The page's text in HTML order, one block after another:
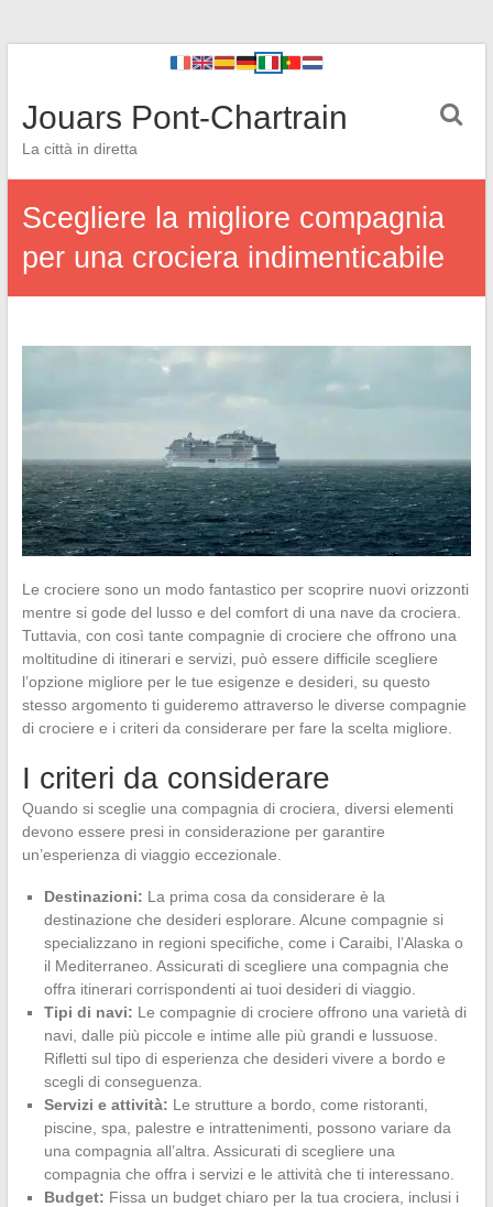
Jouars Pont-Chartrain
La città in diretta
Scegliere la migliore compagnia
per una crociera indimenticabile
Le crociere sono un modo fantastico per scoprire nuovi orizzonti
mentre si gode del lusso e del comfort di una nave da crociera.
Tuttavia, con così tante compagnie di crociere che offrono una
moltitudine di itinerari e servizi, può essere difficile scegliere
l’opzione migliore per le tue esigenze e desideri, su questo
stesso argomento ti guideremo attraverso le diverse compagnie
di crociere e i criteri da considerare per fare la scelta migliore.
I criteri da considerare
Quando si sceglie una compagnia di crociera, diversi elementi
devono essere presi in considerazione per garantire
un’esperienza di viaggio eccezionale.
Destinazioni: La prima cosa da considerare è la
destinazione che desideri esplorare. Alcune compagnie si
specializzano in regioni specifiche, come i Caraibi, l’Alaska o
il Mediterraneo. Assicurati di scegliere una compagnia che
offra itinerari corrispondenti ai tuoi desideri di viaggio.
Tipi di navi: Le compagnie di crociere offrono una varietà di
navi, dalle più piccole e intime alle più grandi e lussuose.
Rifletti sul tipo di esperienza che desideri vivere a bordo e
scegli di conseguenza.
Servizi e attività: Le strutture a bordo, come ristoranti,
piscine, spa, palestre e intrattenimenti, possono variare da
una compagnia all’altra. Assicurati di scegliere una
compagnia che offra i servizi e le attività che ti interessano.
Budget: Fissa un budget chiaro per la tua crociera, inclusi i